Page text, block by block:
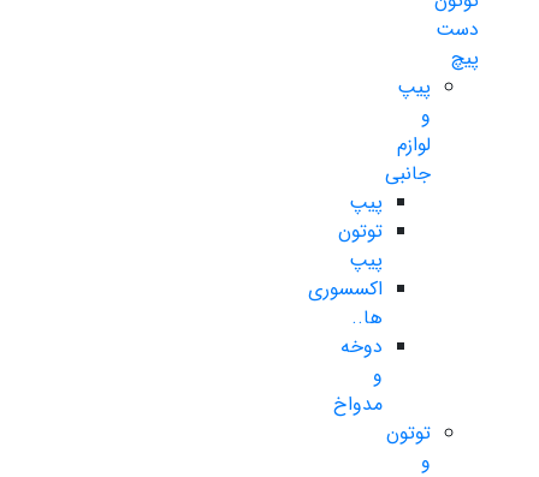
دست
پیچ
پیپ
و
لوازم
جانبی
پیپ
توتون
پیپ
اکسسوری
ها..
دوخه
و
مدواخ
توتون
و